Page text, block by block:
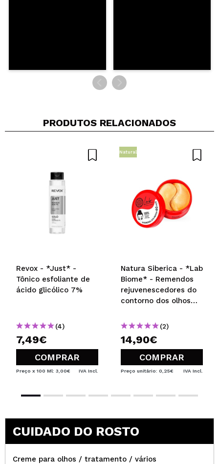
PRODUTOS RELACIONADOS
Revox - *Just* -
Tônico esfoliante de
ácido glicólico 7%
(4)
7,49€
COMPRAR
Preço x 100 Ml: 3,00€ IVA Incl.
Natural
Natura Siberica - *Lab
Biome* - Remendos
rejuvenescedores do
contorno dos olhos
(2)
14,90€
COMPRAR
Preço unitário: 0,25€ IVA Incl.
CUIDADO DO ROSTO
Creme para olhos / tratamento / vários